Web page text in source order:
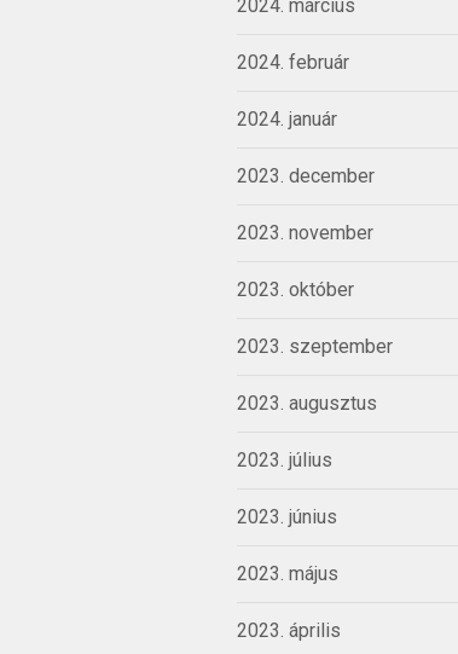
2024. március
2024. február
2024. január
2023. december
2023. november
2023. október
2023. szeptember
2023. augusztus
2023. július
2023. június
2023. május
2023. április